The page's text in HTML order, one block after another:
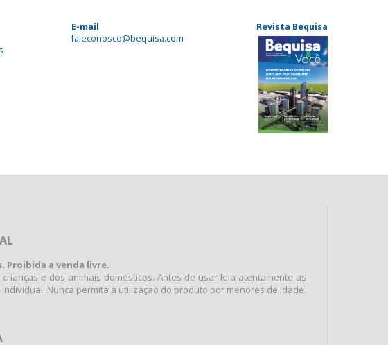
E-mail
faleconosco@bequisa.com
Revista Bequisa
Proibida a venda livre.
e dos animais domésticos. Antes de usar leia atentamente as
Nunca permita a utilização do produto por menores de idade.